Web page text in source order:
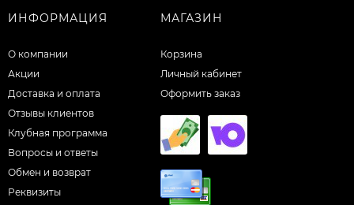
ИНФОРМАЦИЯ
О компании
Акции
Доставка и оплата
Отзывы клиентов
Клубная программа
Вопросы и ответы
Обмен и возврат
Реквизиты
МАГАЗИН
Корзина
Личный кабинет
Оформить заказ